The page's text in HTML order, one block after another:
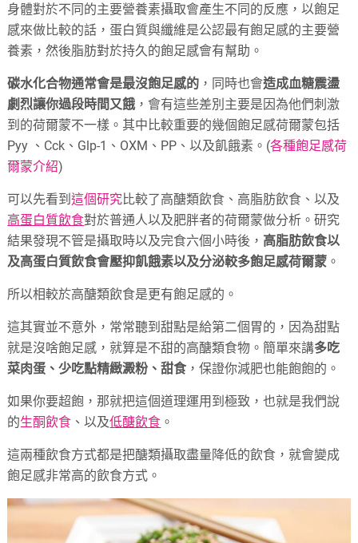
身體對於不同的主要營養素攝取會產生不同的反應，以飽足
感來做比較的話，蛋白質與纖維是公認最有飽足感的主要營
養素，然後脂肪對於持久的飽足感會有幫助。
碳水化合物通常會是最沒飽足感的 ，同時也會造成血糖震盪
劇烈讓你過段時間又餓，會有這些差別主要是因為他們刺激
到的荷爾蒙不一樣。其中比較重要的幾個飽足感荷爾蒙包括
Pyy 、Cck、Glp-1、OXM、PP、以及飢餓素。(各種飽足感荷
爾蒙介紹)
可以先看到這個研究比較了高醣類飲食、高脂肪飲食、以及
高蛋白質飲食對於普通人以及肥胖者的荷爾蒙做分析。研究
結果發現不管是攝取時以及完食六個小時後， 高脂肪飲食以
及高蛋白質飲食會壓抑飢餓素以及分泌較多飽足感荷爾蒙 。
所以相較於高醣類飲食是更有飽足感的。
這其實並不意外，常常聽到甜點是給第二個胃的，因為甜點
就是沒啥飽足感，就算是不甜的高醣類食物。簡單來講多吃
菜肉蛋、少吃點精緻澱粉、甜食，保證你減肥也能飽飽的。
如果你要超飽，那就把這個道理運用到極致，也就是我們說
的生酮飲食 、以及低醣飲食 。
這兩種飲食方式都是把醣類攝取盡量降低的飲食，就會變成
飽足感非常高的飲食方式。